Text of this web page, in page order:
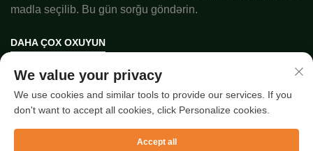
madla seçilib. Bu gün sorğu göndərin.
DAHA ÇOX OXUYUN
© 2025, SUZHOU RAFEEL SAFETY CO., LTD. hüquqları qorunur.
Gizlilik Siyasəti
We value your privacy
We use cookies and similar tools to provide our services. If you
don't want to accept all cookies, click Personalize cookies.
Accept all